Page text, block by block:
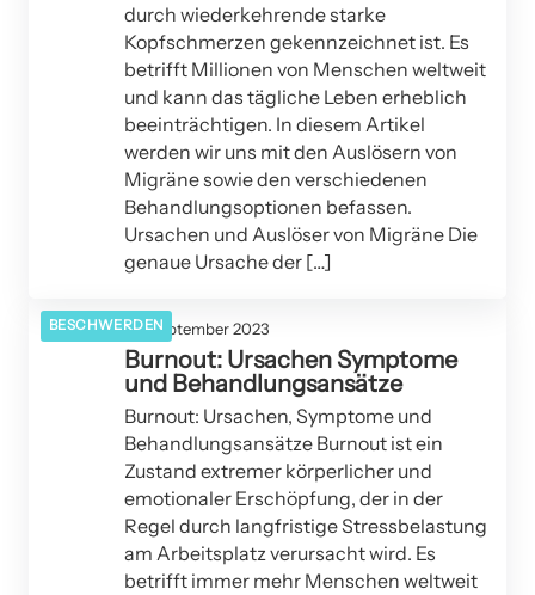
durch wiederkehrende starke
Kopfschmerzen gekennzeichnet ist. Es
betrifft Millionen von Menschen weltweit
und kann das tägliche Leben erheblich
beeinträchtigen. In diesem Artikel
werden wir uns mit den Auslösern von
Migräne sowie den verschiedenen
Behandlungsoptionen befassen.
Ursachen und Auslöser von Migräne Die
genaue Ursache der […]
BESCHWERDEN20. September 2023
Burnout: Ursachen Symptome
und Behandlungsansätze
Burnout: Ursachen, Symptome und
Behandlungsansätze Burnout ist ein
Zustand extremer körperlicher und
emotionaler Erschöpfung, der in der
Regel durch langfristige Stressbelastung
am Arbeitsplatz verursacht wird. Es
betrifft immer mehr Menschen weltweit